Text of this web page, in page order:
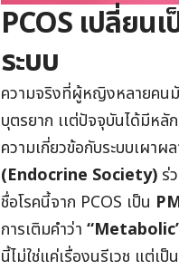
PCOS เปลี่ยน
ระบบ
ความจริงที่ผู้หญิงหลายคน
บุตรยาก เเต่ปัจจุบันได้มีหลั
ความเกี่ยวข้อกับระบบเผา
(Endocrine Society) ร่
ชื่อโรคนี้จาก PCOS เป็น
การเติมคำว่า
นี้ไม่ใช่แค่เรื่องนรีเวช แต่เป็น